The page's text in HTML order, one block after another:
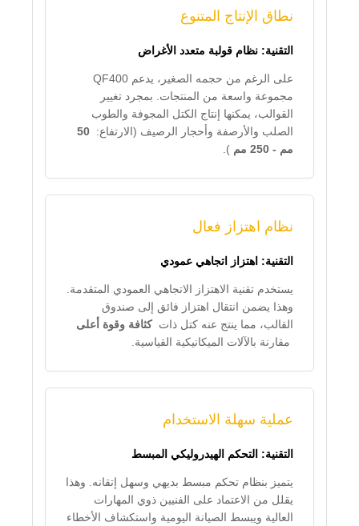
نطاق الإنتاج المتنوع
التقنية: نظام قولبة متعدد الأغراض
على الرغم من حجمه الصغير، يدعم QF400
مجموعة واسعة من المنتجات. بمجرد تغيير
القوالب، يمكنها إنتاج الكتل المجوفة والطوب
الصلب والأرصفة وأحجار الرصيف (الارتفاع: 50
مم - 250 مم
).
نظام اهتزاز فعال
التقنية: اهتزاز اتجاهي عمودي
يستخدم تقنية الاهتزاز الاتجاهي العمودي المتقدمة.
وهذا يضمن انتقال اهتزاز فائق إلى صندوق
القالب، مما ينتج عنه كتل ذاتكثافة وقوة أعلى
مقارنة بالآلات الميكانيكية القياسية.
عملية سهلة الاستخدام
التقنية: التحكم الهيدروليكي المبسط
يتميز بنظام تحكم مبسط بديهي وسهل إتقانه. وهذا
يقلل من الاعتماد على الفنيين ذوي المهارات
العالية ويبسط الصيانة اليومية واستكشاف الأخطاء